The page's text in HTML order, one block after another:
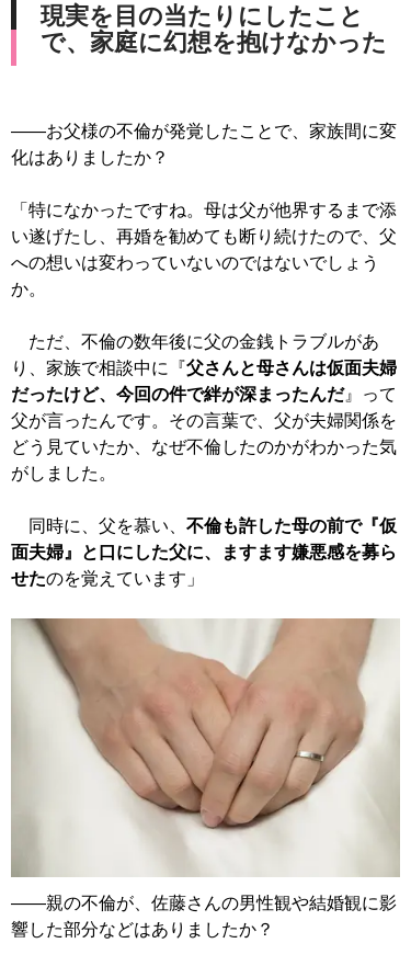
現実を目の当たりにしたこと
で、家庭に幻想を抱けなかった
――お父様の不倫が発覚したことで、家族間に変
化はありましたか？
「特になかったですね。母は父が他界するまで添
い遂げたし、再婚を勧めても断り続けたので、父
への想いは変わっていないのではないでしょう
か。
ただ、不倫の数年後に父の金銭トラブルがあ
り、家族で相談中に『父さんと母さんは仮面夫婦
だったけど、今回の件で絆が深まったんだ』って
父が言ったんです。その言葉で、父が夫婦関係を
どう見ていたか、なぜ不倫したのかがわかった気
がしました。
同時に、父を慕い、 不倫も許した母の前で『仮
面夫婦』と口にした父に、ますます嫌悪感を募ら
せたのを覚えています」
――親の不倫が、佐藤さんの男性観や結婚観に影
響した部分などはありましたか？